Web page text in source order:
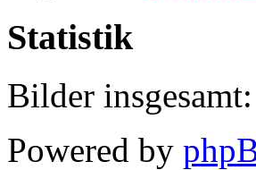
Statistik
Bilder insgesamt:
Powered by